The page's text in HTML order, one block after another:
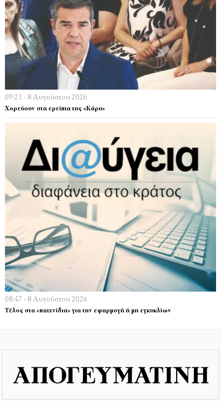
09:21 - 8 Αυγούστου 2026
Χορεύουν στα ερείπια της «Κάρυ»
08:47 - 8 Αυγούστου 2026
Τέλος στα «παιχνίδια» για την εφαρμογή ή μη εγκυκλίων